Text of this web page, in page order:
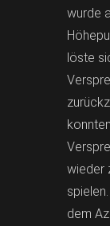
wurde
löste
wieder
dem